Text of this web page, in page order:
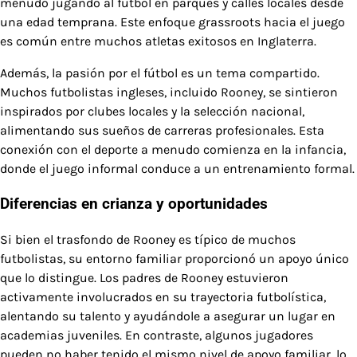
una edad temprana. Este enfoque grassroots hacia el juego
es común entre muchos atletas exitosos en Inglaterra.
Además, la pasión por el fútbol es un tema compartido.
Muchos futbolistas ingleses, incluido Rooney, se sintieron
inspirados por clubes locales y la selección nacional,
alimentando sus sueños de carreras profesionales. Esta
conexión con el deporte a menudo comienza en la infancia,
donde el juego informal conduce a un entrenamiento formal.
Diferencias en crianza y oportunidades
Si bien el trasfondo de Rooney es típico de muchos
futbolistas, su entorno familiar proporcionó un apoyo único
que lo distingue. Los padres de Rooney estuvieron
activamente involucrados en su trayectoria futbolística,
alentando su talento y ayudándole a asegurar un lugar en
academias juveniles. En contraste, algunos jugadores